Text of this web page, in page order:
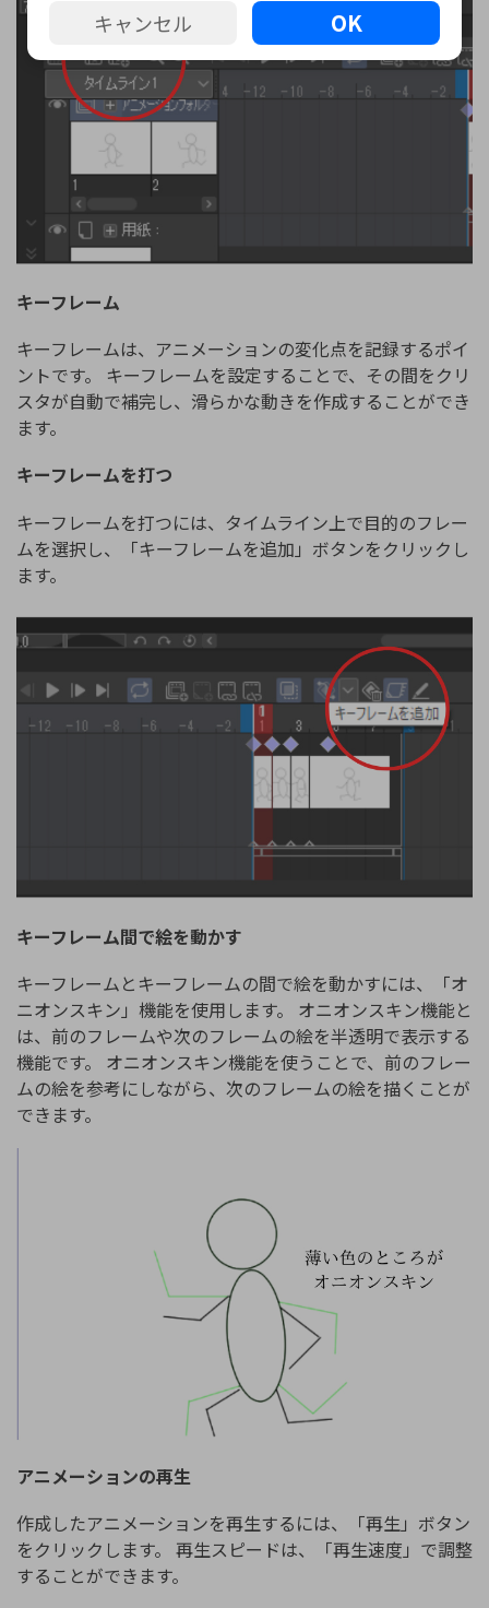
キーフレーム
キーフレームは、アニメーションの変化点を記録するポイ
ントです。 キーフレームを設定することで、その間をクリ
スタが自動で補完し、滑らかな動きを作成することができ
ます。
キーフレームを打つ
キーフレームを打つには、タイムライン上で目的のフレー
ムを選択し、「キーフレームを追加」ボタンをクリックし
ます。
キーフレーム間で絵を動かす
キーフレームとキーフレームの間で絵を動かすには、「オ
ニオンスキン」機能を使用します。 オニオンスキン機能と
は、前のフレームや次のフレームの絵を半透明で表示する
機能です。 オニオンスキン機能を使うことで、前のフレー
ムの絵を参考にしながら、次のフレームの絵を描くことが
できます。
アニメーションの再生
作成したアニメーションを再生するには、「再生」ボタン
をクリックします。 再生スピードは、「再生速度」で調整
することができます。
キャンセル OK